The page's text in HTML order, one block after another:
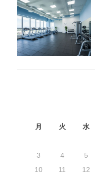
月 火 水
3
4 5
10
11 12